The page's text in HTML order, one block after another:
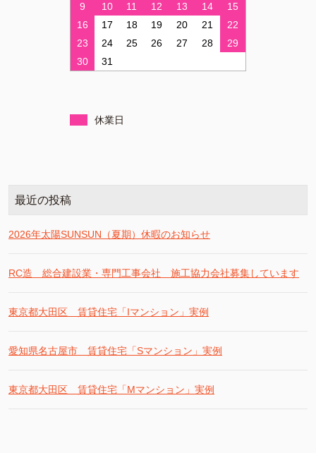
9
10 11 12 13 14
15
16
17 18 19 20 21
22
23
24 25 26 27 28
29
30
31
休業日
最近の投稿
2026年太陽SUNSUN（夏期）休暇のお知らせ
RC造 総合建設業・専門工事会社 施工協力会社募集しています
東京都大田区 賃貸住宅「Iマンション」実例
愛知県名古屋市 賃貸住宅「Sマンション」実例
東京都大田区 賃貸住宅「Mマンション」実例